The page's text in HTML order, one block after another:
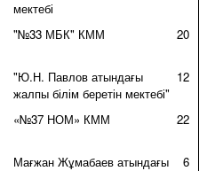
мектебі
"№33 МБК" КММ
20
"Ю.Н. Павлов атындағы
жалпы білім беретін мектебі"
12
«№37 НОМ» КММ 22
Мағжан Жұмабаев атындағы
6